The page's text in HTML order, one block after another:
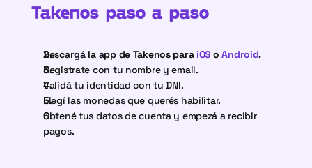
Takenos paso a paso
Descargá la app de Takenos para iOS o Android.
Registrate con tu nombre y email.
Validá tu identidad con tu DNI.
Elegí las monedas que querés habilitar.
Obtené tus datos de cuenta y empezá a recibir
pagos.